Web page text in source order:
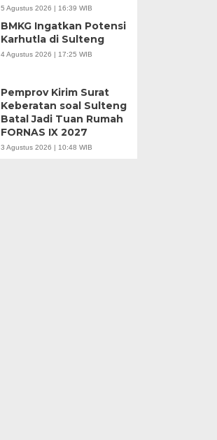
5 Agustus 2026 | 16:39 WIB
BMKG Ingatkan Potensi
Karhutla di Sulteng
4 Agustus 2026 | 17:25 WIB
Pemprov Kirim Surat
Keberatan soal Sulteng
Batal Jadi Tuan Rumah
FORNAS IX 2027
3 Agustus 2026 | 10:48 WIB